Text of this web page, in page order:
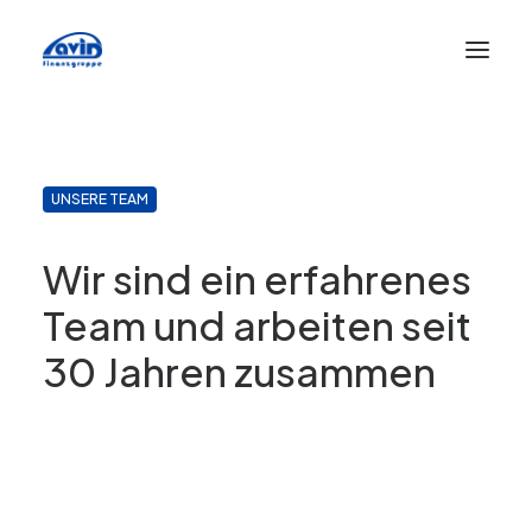
UNSERE TEAM
Wir sind ein erfahrenes
Team und arbeiten seit
30 Jahren zusammen